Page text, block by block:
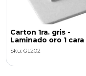
Carton 1ra. gris -
Laminado oro 1 cara
Sku: GL202